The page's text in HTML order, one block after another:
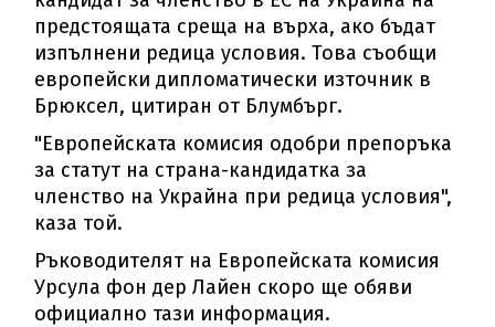
предстоящата среща на върха, ако бъдат
изпълнени редица условия. Това съобщи
европейски дипломатически източник в
Брюксел, цитиран от Блумбърг.
"Европейската комисия одобри препоръка
за статут на страна-кандидатка за
членство на Украйна при редица условия",
каза той.
Ръководителят на Европейската комисия
Урсула фон дер Лайен скоро ще обяви
официално тази информация.